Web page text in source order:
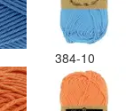
384-10